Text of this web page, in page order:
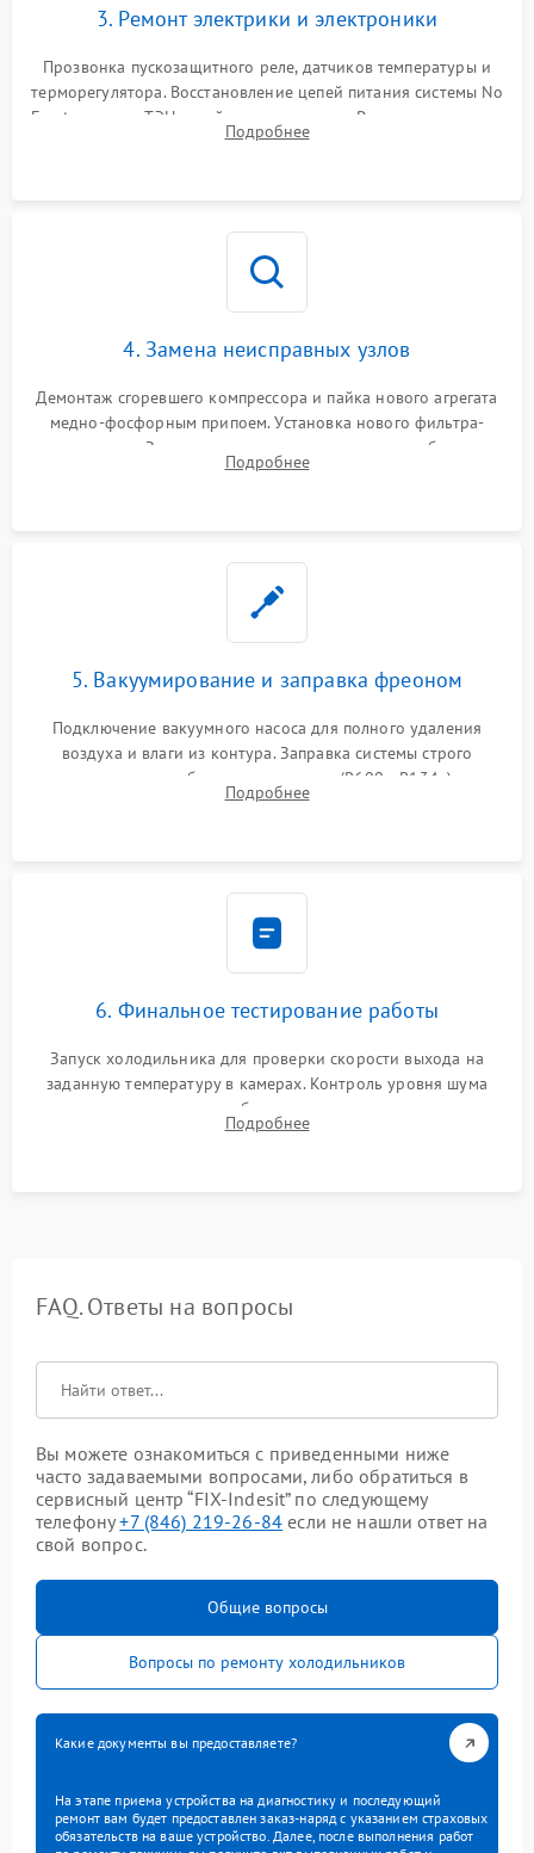
3. Ремонт электрики и электроники
Прозвонка пускозащитного реле, датчиков температуры и
терморегулятора. Восстановление цепей питания системы No
Frost, включая ТЭН оттайки и вентилятор. Ремонт или замена
платы управления при сбоях алгоритмов.
Подробнее
4. Замена неисправных узлов
Демонтаж сгоревшего компрессора и пайка нового агрегата
медно-фосфорным припоем. Установка нового фильтра-
осушителя. Замена изношенных вентиляторов обдува,
сломанных заслонок или поврежденных дверных петель.
Подробнее
5. Вакуумирование и заправка фреоном
Подключение вакуумного насоса для полного удаления
воздуха и влаги из контура. Заправка системы строго
дозированным объемом хладагента (R600a, R134a) по
электронным весам. Контроль рабочего давления в системе.
Подробнее
6. Финальное тестирование работы
Запуск холодильника для проверки скорости выхода на
заданную температуру в камерах. Контроль уровня шума
компрессора, отсутствия обмерзания стенок и корректного
срабатывания системы автоматической оттайки.
Подробнее
FAQ. Ответы на вопросы
Вы можете ознакомиться с приведенными ниже
часто задаваемыми вопросами, либо обратиться в
сервисный центр “FIX-Indesit” по следующему
телефону+7 (846) 219-26-84 если не нашли ответ на
свой вопрос.
Общие вопросы
Вопросы по ремонту холодильников
Какие документы вы предоставляете?
На этапе приема устройства на диагностику и последующий
ремонт вам будет предоставлен заказ-наряд с указанием страховых
обязательств на ваше устройство. Далее, после выполнения работ